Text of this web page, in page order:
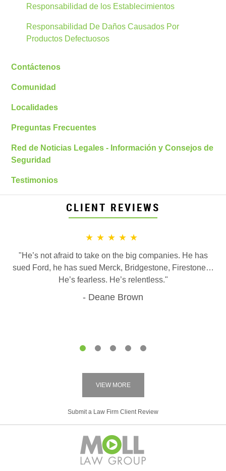
Responsabilidad de los Establecimientos
Responsabilidad De Daños Causados Por
Productos Defectuosos
Contáctenos
Comunidad
Localidades
Preguntas Frecuentes
Red de Noticias Legales - Información y Consejos de
Seguridad
Testimonios
CLIENT REVIEWS
★★★★★
"He’s not afraid to take on the big companies. He has
sued Ford, he has sued Merck, Bridgestone, Firestone…
He’s fearless. He’s relentless."
Deane Brown
VIEW MORE
Submit a Law Firm Client Review